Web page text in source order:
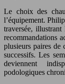
Le choix des
l’équipement.
traversée, illustrant
recommandations
plusieurs paires de
successifs. Les
deviennent
podologiques